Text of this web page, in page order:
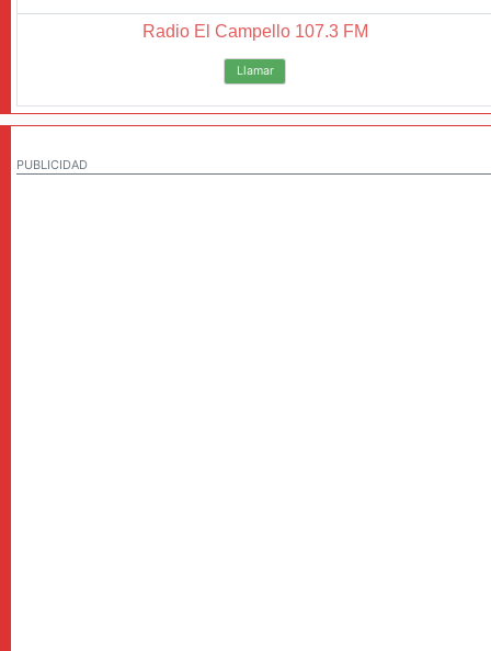
Radio El Campello 107.3 FM
Llamar
PUBLICIDAD